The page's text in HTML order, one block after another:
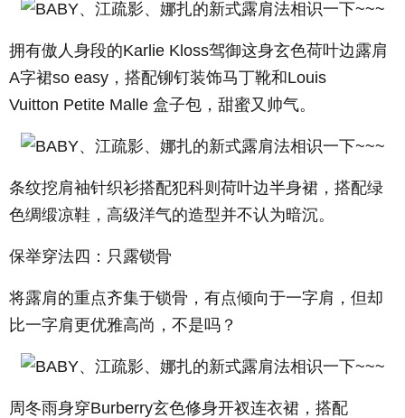
拥有傲人身段的Karlie Kloss驾御这身玄色荷叶边露肩
A字裙so easy，搭配铆钉装饰马丁靴和Louis
Vuitton Petite Malle 盒子包，甜蜜又帅气。
条纹挖肩袖针织衫搭配犯科则荷叶边半身裙，搭配绿
色绸缎凉鞋，高级洋气的造型并不认为暗沉。
保举穿法四：只露锁骨
将露肩的重点齐集于锁骨，有点倾向于一字肩，但却
比一字肩更优雅高尚，不是吗？
周冬雨身穿Burberry玄色修身开衩连衣裙，搭配